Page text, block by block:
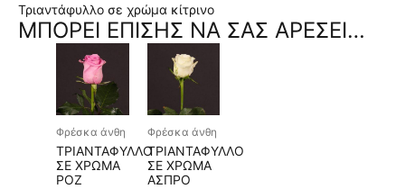
Τριαντάφυλλο σε χρώμα κίτρινο
ΜΠΟΡΕΊ ΕΠΊΣΗΣ ΝΑ ΣΑΣ ΑΡΈΣΕΙ…
Φρέσκα άνθη
ΤΡΙΑΝΤΆΦΥΛΛΟ
ΣΕ ΧΡΏΜΑ
ΡΟΖ
Φρέσκα άνθη
ΤΡΙΑΝΤΆΦΥΛΛΟ
ΣΕ ΧΡΏΜΑ
ΆΣΠΡΟ